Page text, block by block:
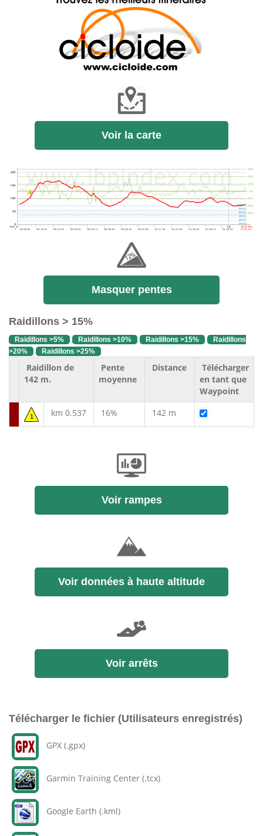
Voir la carte
Masquer pentes
Raidillons > 15%
Raidillons >5% Raidillons >10% Raidillons >15%
Raidillons
>20%
Raidillons >25%
Raidillon de
142 m.
Pente
moyenne
Distance
Télécharger
en tant que
Waypoint
1 km 0.537 16% 142 m
Voir rampes
Voir données à haute altitude
Voir arrêts
Télécharger le fichier (Utilisateurs enregistrés)
GPX (.gpx)
Garmin Training Center (.tcx)
Google Earth (.kml)